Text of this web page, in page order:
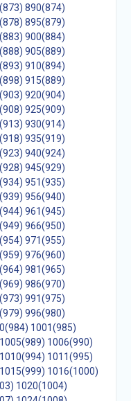
890(874)
895(879)
900(884)
905(889)
910(894)
915(889)
920(904)
925(909)
930(914)
935(919)
940(924)
945(929)
951(935)
956(940)
961(945)
966(950)
971(955)
976(960)
981(965)
986(970)
991(975)
996(980)
1001(985)
1005(989) 1006(990)
1010(994) 1011(995)
1015(999) 1016(1000)
1020(1004)